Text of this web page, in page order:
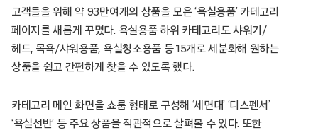
고객들을 위해 약 93만여개의 상품을 모은 ‘욕실용품’ 카테고리
페이지를 새롭게 꾸몄다. 욕실용품 하위 카테고리도 샤워기/
헤드, 목욕/샤워용품, 욕실청소용품 등 15개로 세분화해 원하는
상품을 쉽고 간편하게 찾을 수 있도록 했다.
카테고리 메인 화면을 쇼룸 형태로 구성해 ‘세면대’ ‘디스펜서’
‘욕실선반’ 등 주요 상품을 직관적으로 살펴볼 수 있다. 또한